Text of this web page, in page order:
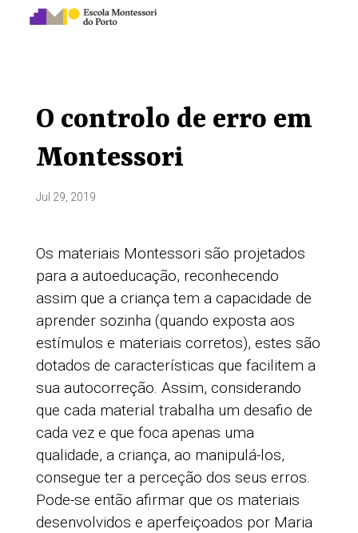
O controlo de erro em
Montessori
Jul 29, 2019
Os materiais Montessori são projetados
para a autoeducação, reconhecendo
assim que a criança tem a capacidade de
aprender sozinha (quando exposta aos
estímulos e materiais corretos), estes são
dotados de características que facilitem a
sua autocorreção. Assim, considerando
que cada material trabalha um desafio de
cada vez e que foca apenas uma
qualidade, a criança, ao manipulá-los,
consegue ter a perceção dos seus erros.
Pode-se então afirmar que os materiais
desenvolvidos e aperfeiçoados por Maria